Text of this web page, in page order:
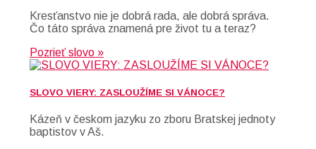
Kresťanstvo nie je dobrá rada, ale dobrá správa.
Čo táto správa znamená pre život tu a teraz?
Pozrieť slovo »
SLOVO VIERY: ZASLOUŽÍME SI VÁNOCE?
Kázeň v českom jazyku zo zboru Bratskej jednoty
baptistov v Aš.